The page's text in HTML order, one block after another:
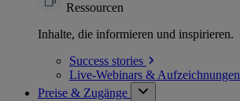
Ressourcen
Inhalte, die informieren und inspirieren.
Success stories
Live-Webinars & Aufzeichnungen
Preise & Zugänge